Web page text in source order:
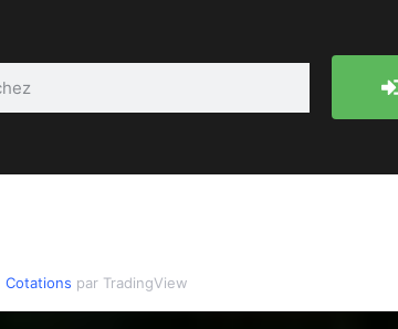
Cotations par TradingView